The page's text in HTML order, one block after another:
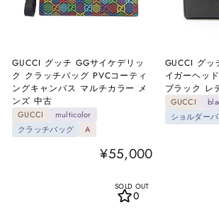
GUCCI グッチ GGサイケデリッ
ク クラッチバッグ PVCコーティ
ングキャンバス マルチカラー メ
ンズ 中古
GUCCI
multicolor
クラッチバッグ
A
¥55,000
GUCCI グッ
イガーヘッ
ブラック レ
GUCCI
ショルダー
SOLD OUT
0